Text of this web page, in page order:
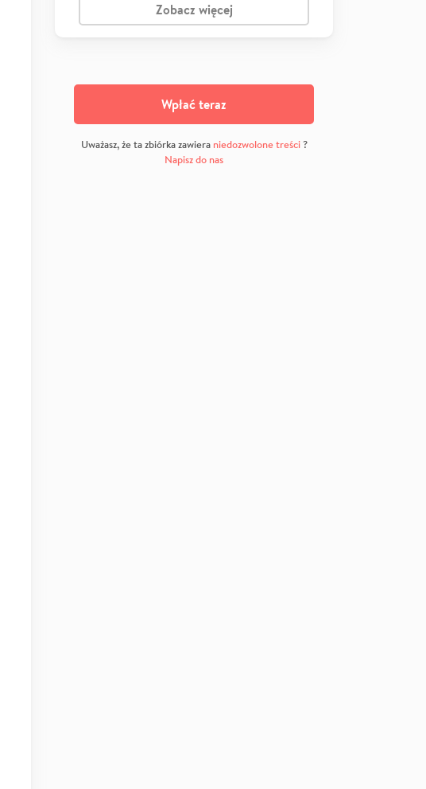
Zobacz więcej
Wpłać teraz
Uważasz, że ta zbiórka zawiera niedozwolone treści?
Napisz do nas